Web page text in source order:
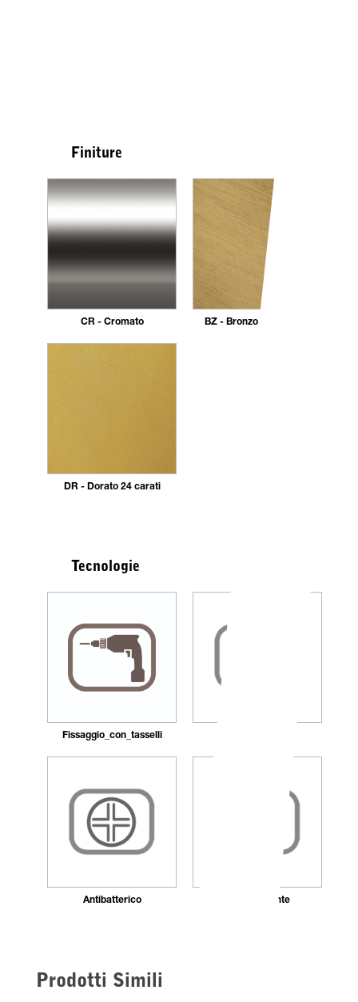
Finiture
CR - Cromato BZ - Bronzo Spazzolato
DR - Dorato 24 carati
Tecnologie
Fissaggio_con_tasselli
Antibatterico Autocentrante
Prodotti Simili